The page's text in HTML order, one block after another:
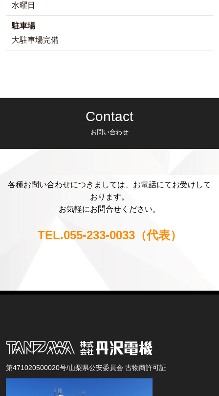
水曜日
駐車場
大駐車場完備
Contact
お問い合わせ
各種お問い合わせにつきましては、お電話にてお受けして
おります。
お気軽にお問合せください。
TEL.055-233-0033（代表）
第471020500020号/山梨県公安委員会 古物商許可証